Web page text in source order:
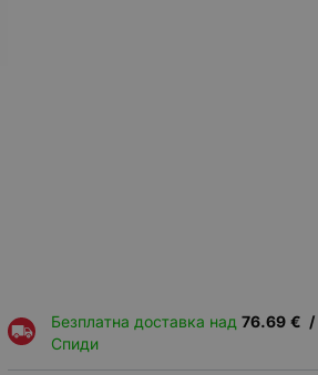
Безплатна доставка над 76.69 € /
Спиди